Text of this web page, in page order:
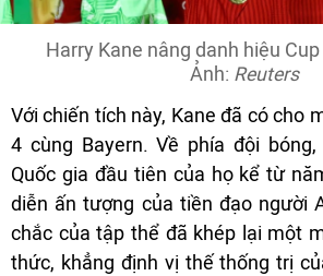
Harry Kane nâng danh hiệu
Ảnh: Reuters
Với chiến tích này, Kane đã có cho
4 cùng Bayern. Về phía đội
Quốc gia đầu tiên của họ kể từ
diễn ấn tượng của tiền đạo người
chắc của tập thể đã khép lại một
thức, khẳng định vị thế thống trị